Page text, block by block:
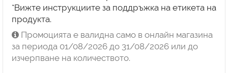
*Вижте инструкциите за поддръжка на етикета на
продукта.
Промоцията е валидна само в онлайн магазина
за периода 01/08/2026 до 31/08/2026 или до
изчерпване на количеството.